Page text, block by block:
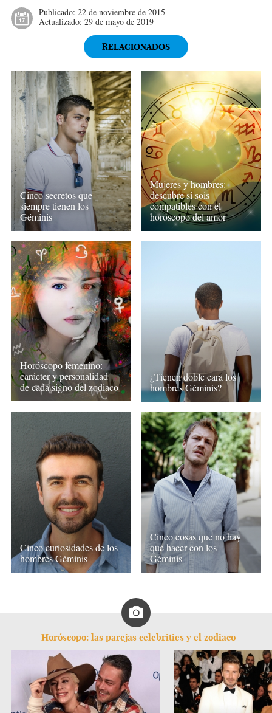
Publicado: 22 de noviembre de 2015
Actualizado: 29 de mayo de 2019
RELACIONADOS
Cinco secretos que
siempre tienen los
Géminis
Mujeres y hombres:
descubre si sois
compatibles con el
horóscopo del amor
Horóscopo femenino:
carácter y personalidad
de cada signo del zodiaco
¿Tienen doble cara los
hombres Géminis?
Cinco curiosidades de los
hombres Géminis
Cinco cosas que no hay
que hacer con los
Géminis
Horóscopo: las parejas celebrities y el zodiaco